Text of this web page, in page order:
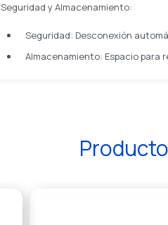
Seguridad y Almacenamiento:
Seguridad: Desconexión
Almacenamiento: Espacio para